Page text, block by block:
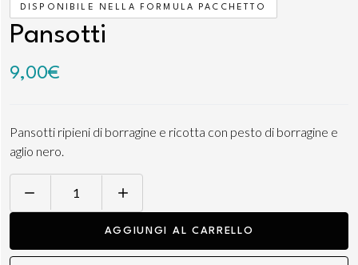
DISPONIBILE NELLA FORMULA PACCHETTO
Pansotti
9,00€
Pansotti ripieni di borragine e ricotta con pesto di borragine e
aglio nero.
AGGIUNGI AL CARRELLO